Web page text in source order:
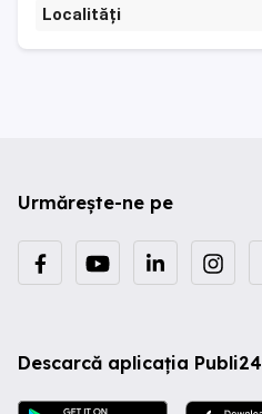
Localități
Urmărește-ne pe
Descarcă aplicația Publi24